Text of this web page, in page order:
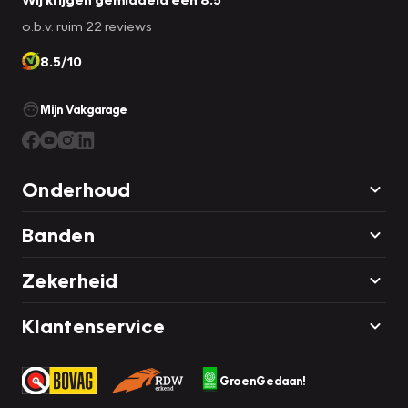
o.b.v. ruim 22 reviews
8.5/10
Mijn Vakgarage
Onderhoud
Banden
Zekerheid
Klantenservice
GroenGedaan!